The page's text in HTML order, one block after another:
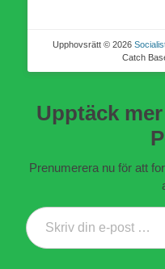
Upphovsrätt © 2026
Catch
Upptäck
Prenumerera nu för att